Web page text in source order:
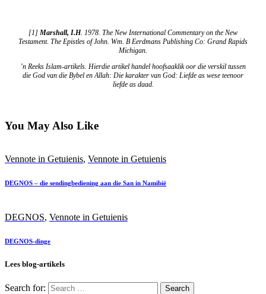
[1] Marshall, I.H. 1978. The New International Commentary on the New
Testament. The Epistles of John. Wm. B Eerdmans Publishing Co: Grand Rapids
Michigan.
’n Reeks Islam-artikels. Hierdie artikel handel hoofsaaklik oor die verskil tussen
die God van die Bybel en Allah: Die karakter van God: Liefde as wese teenoor
liefde as daad.
You May Also Like
Vennote in Getuienis, Vennote in Getuienis
DEGNOS – die sendingbediening aan die San in Namibië
DEGNOS, Vennote in Getuienis
DEGNOS-dinge
Lees blog-artikels
Search for: